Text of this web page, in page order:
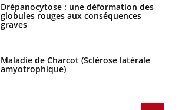
Drépanocytose : une déformation des
globules rouges aux conséquences
graves
Maladie de Charcot (Sclérose latérale
amyotrophique)